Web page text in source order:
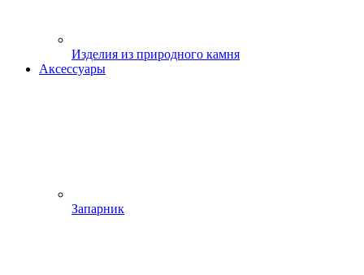
Изделия из природного камня
Аксессуары
Запарник